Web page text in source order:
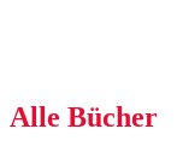
Alle Bücher